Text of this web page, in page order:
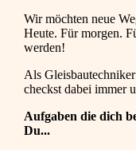
Wir möchten neue
Heute. Für morgen.
werden!
Als
checkst dabei immer
Aufgaben die dich
Du...